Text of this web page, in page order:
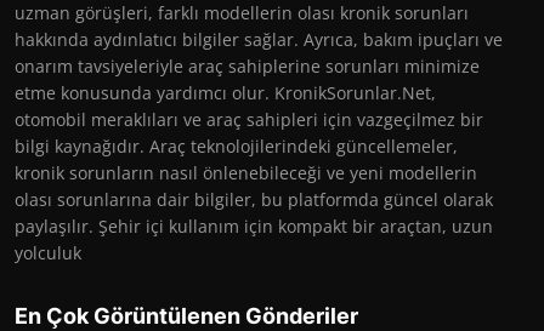
uzman görüşleri, farklı modellerin olası kronik sorunları
hakkında aydınlatıcı bilgiler sağlar. Ayrıca, bakım ipuçları ve
onarım tavsiyeleriyle araç sahiplerine sorunları minimize
etme konusunda yardımcı olur. KronikSorunlar.Net,
otomobil meraklıları ve araç sahipleri için vazgeçilmez bir
bilgi kaynağıdır. Araç teknolojilerindeki güncellemeler,
kronik sorunların nasıl önlenebileceği ve yeni modellerin
olası sorunlarına dair bilgiler, bu platformda güncel olarak
paylaşılır. Şehir içi kullanım için kompakt bir araçtan, uzun
yolculuk
En Çok Görüntülenen Gönderiler